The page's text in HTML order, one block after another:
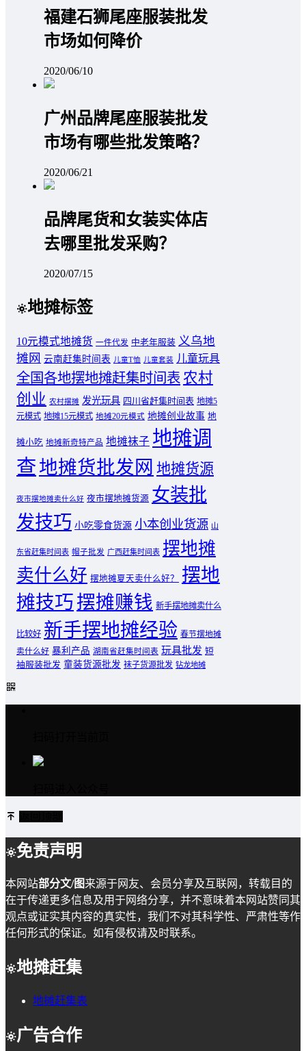
福建石狮尾座服装批发
市场如何降价
2020/06/10
广州品牌尾座服装批发
市场有哪些批发策略？
2020/06/21
品牌尾货和女装实体店
去哪里批发采购？
2020/07/15
地摊标签
10元模式地摊货 一件代发 中老年服装 义乌地
摊网 云南赶集时间表 儿童T恤 儿童套装 儿童玩具
全国各地摆地摊赶集时间表 农村
创业 农村摆摊 发光玩具 四川省赶集时间表 地摊5
元模式 地摊15元模式 地摊20元模式 地摊创业故事 地
摊小吃 地摊新奇特产品 地摊袜子 地摊调
查地摊货批发网 地摊货源
夜市摆地摊卖什么好 夜市摆地摊货源 女装批
发技巧 小吃零食货源 小本创业货源 山
东省赶集时间表 帽子批发 广西赶集时间表 摆地摊
卖什么好 摆地摊夏天卖什么好？
摆地
摊技巧摆摊赚钱 新手摆地摊卖什么
比较好 新手摆地摊经验 春节摆地摊
卖什么好 暴利产品 湖南省赶集时间表 玩具批发 短
袖服装批发 童装货源批发 袜子货源批发 钻龙地摊
免责声明
本网站部分文/图来源于网友、会员分享及互联网，转载目的
在于传递更多信息及用于网络分享，并不意味着本网站赞同其
观点或证实其内容的真实性，我们不对其科学性、严肃性等作
任何形式的保证。如有侵权请及时联系。
地摊赶集
地摊赶集表
广告合作